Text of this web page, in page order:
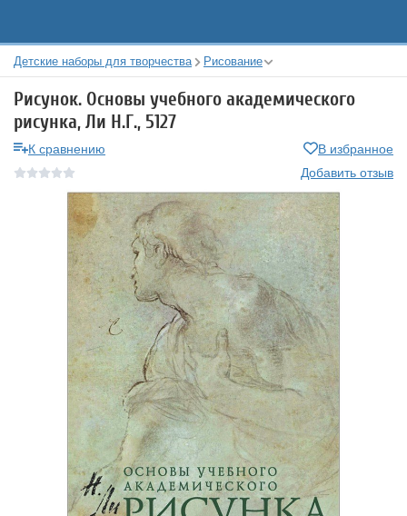
Детские наборы для творчества Рисование
Рисунок. Основы учебного академического
рисунка, Ли Н.Г., 5127
К сравнению
В избранное
Добавить отзыв